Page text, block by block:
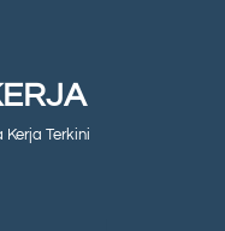
Kerja Terkini